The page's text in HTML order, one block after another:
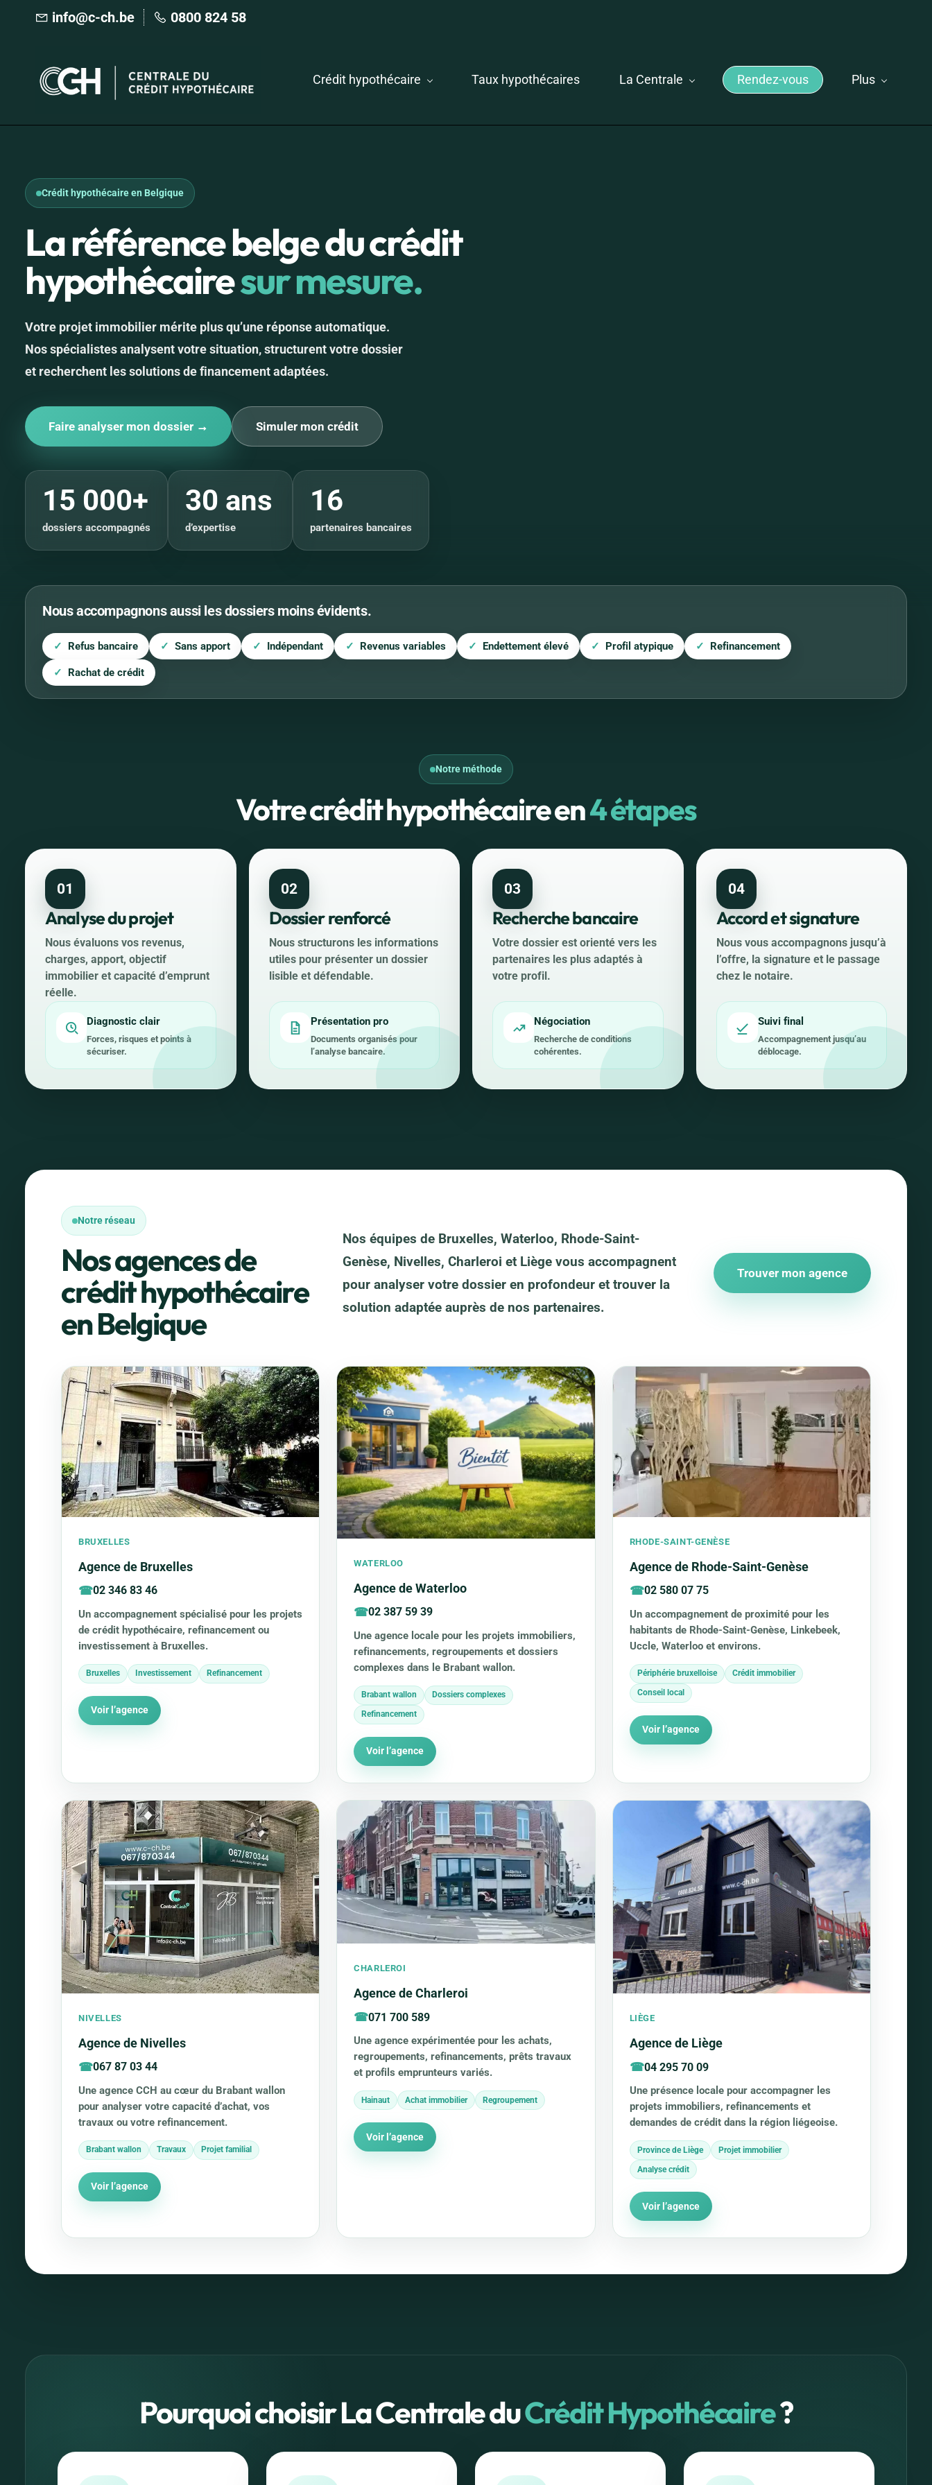
content
info@c-ch.be 0800 824 58
Crédit hypothécaire Taux hypothécaires La Centrale Rendez-vous Plus
Crédit hypothécaire en Belgique
La référence belge du crédit
hypothécairesur mesure.
Votre projet immobilier mérite plus qu’une réponse automatique.
Nos spécialistes analysent votre situation, structurent votre dossier
et recherchent les solutions de financement adaptées.
Faire analyser mon dossier → Simuler mon crédit
15 000+
dossiers accompagnés
30 ans
d’expertise
16
partenaires bancaires
Nous accompagnons aussi les dossiers moins évidents.
Refus bancaire Sans apport Indépendant Revenus variables Endettement élevé Profil atypique Refinancement
Rachat de crédit
Notre méthode
Votre crédit hypothécaire en4 étapes
01
Analyse du projet
Nous évaluons vos revenus,
charges, apport, objectif
immobilier et capacité d’emprunt
réelle.
Diagnostic clair
Forces, risques et points à
sécuriser.
02
Dossier renforcé
Nous structurons les informations
utiles pour présenter un dossier
lisible et défendable.
Présentation pro
Documents organisés pour
l’analyse bancaire.
03
Recherche bancaire
Votre dossier est orienté vers les
partenaires les plus adaptés à
votre profil.
Négociation
Recherche de conditions
cohérentes.
04
Accord et signature
Nous vous accompagnons jusqu’à
l’offre, la signature et le passage
chez le notaire.
Suivi final
Accompagnement jusqu’au
déblocage.
Notre réseau
Nos agences de
crédit hypothécaire
en Belgique
Nos équipes de Bruxelles, Waterloo, Rhode-Saint-
Genèse, Nivelles, Charleroi et Liège vous accompagnent
pour analyser votre dossier en profondeur et trouver la
solution adaptée auprès de nos partenaires.
Trouver mon agence
BRUXELLES
Agence de Bruxelles
02 346 83 46
Un accompagnement spécialisé pour les projets
de crédit hypothécaire, refinancement ou
investissement à Bruxelles.
Bruxelles Investissement Refinancement
Voir l’agence
WATERLOO
Agence de Waterloo
02 387 59 39
Une agence locale pour les projets immobiliers,
refinancements, regroupements et dossiers
complexes dans le Brabant wallon.
Brabant wallon
Dossiers complexes
Refinancement
Voir l’agence
RHODE-SAINT-GENÈSE
Agence de Rhode-Saint-Genèse
02 580 07 75
Un accompagnement de proximité pour les
habitants de Rhode-Saint-Genèse, Linkebeek,
Uccle, Waterloo et environs.
Périphérie bruxelloise
Crédit immobilier
Conseil local
Voir l’agence
NIVELLES
Agence de Nivelles
067 87 03 44
Une agence CCH au cœur du Brabant wallon
pour analyser votre capacité d’achat, vos
travaux ou votre refinancement.
Brabant wallon Travaux Projet familial
Voir l’agence
CHARLEROI
Agence de Charleroi
071 700 589
Une agence expérimentée pour les achats,
regroupements, refinancements, prêts travaux
et profils emprunteurs variés.
Hainaut Achat immobilier Regroupement
Voir l’agence
LIÈGE
Agence de Liège
04 295 70 09
Une présence locale pour accompagner les
projets immobiliers, refinancements et
demandes de crédit dans la région liégeoise.
Province de Liège
Projet immobilier
Analyse crédit
Voir l’agence
Pourquoi choisir La Centrale duCrédit Hypothécaire?